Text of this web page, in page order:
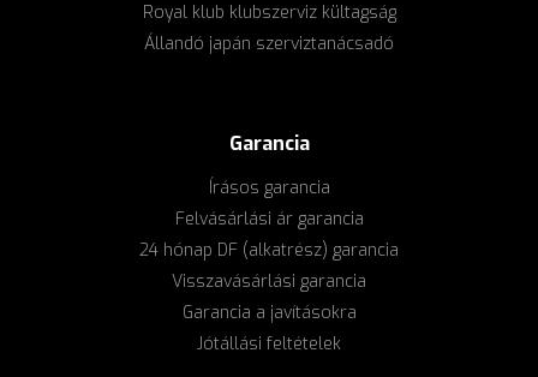
Royal klub klubszerviz kültagság
Állandó japán szerviztanácsadó
Garancia
Írásos garancia
Felvásárlási ár garancia
24 hónap DF (alkatrész) garancia
Visszavásárlási garancia
Garancia a javításokra
Jótállási feltételek